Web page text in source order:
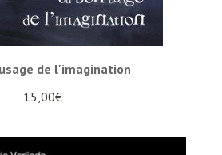
de l'imagination
15,00€